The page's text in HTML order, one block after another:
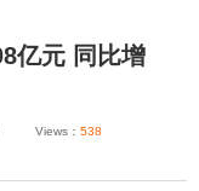
亿元 同比增
Views： 538